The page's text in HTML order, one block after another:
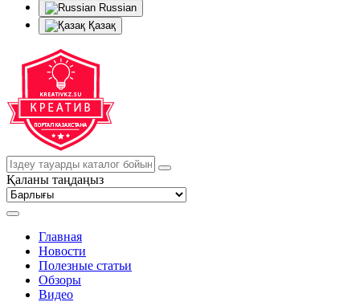
Russian
Қазақ
Қаланы таңдаңыз
Главная
Новости
Полезные статьи
Обзоры
Видео